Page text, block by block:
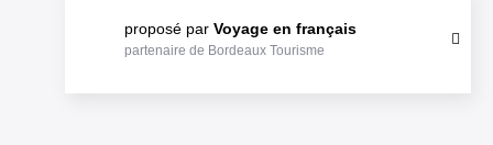
proposé par Voyage en français
partenaire de Bordeaux Tourisme